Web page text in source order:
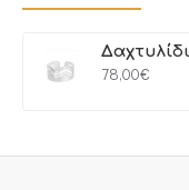
78,00€